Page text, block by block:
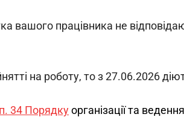
вашого працівника не
на роботу, то з 27.06.2026
п. 34 Порядку організації та